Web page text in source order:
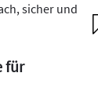
sicher und
für